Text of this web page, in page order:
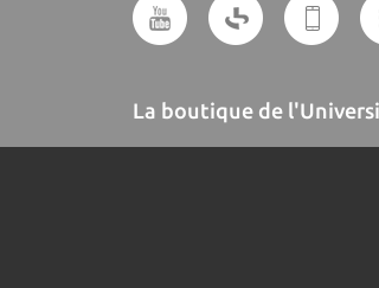
La boutique de